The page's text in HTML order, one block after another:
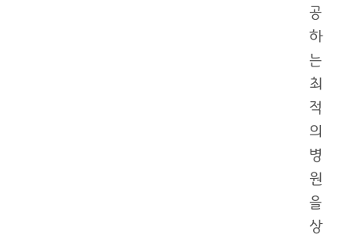
공
하
는
최
적
의
병
원
을
상